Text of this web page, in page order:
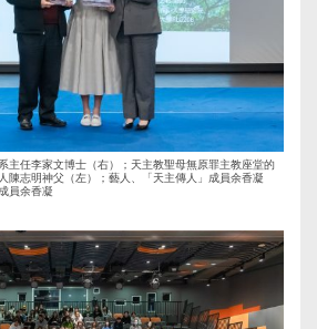
主任李家文博士（右）；天主教聖母無原罪主教座堂的
陳志明神父（左）；藝人、「天主傳人」成員余香凝
員余香凝